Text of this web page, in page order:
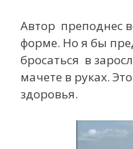
Автор преподнес
форме. Но я бы
бросаться в
мачете в руках.
здоровья.